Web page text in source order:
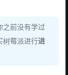
之前没有学过
树莓派进行进